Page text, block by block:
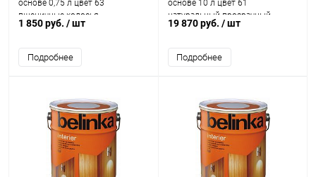
основе 0,75 л цвет 63
пшеничные колосья
1 850 руб. / шт
Подробнее
основе 10 л цвет 61
натуральный прозрачный
19 870 руб. / шт
Подробнее